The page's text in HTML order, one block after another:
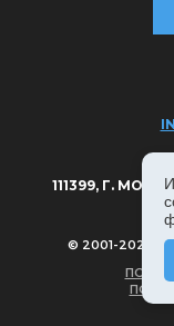
111399, Г.
© 2001-2026,